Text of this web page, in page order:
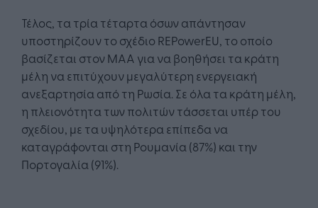
Τέλος, τα τρία τέταρτα όσων απάντησαν
υποστηρίζουν το σχέδιο REPowerEU, το οποίο
βασίζεται στον ΜΑΑ για να βοηθήσει τα κράτη
μέλη να επιτύχουν μεγαλύτερη ενεργειακή
ανεξαρτησία από τη Ρωσία. Σε όλα τα κράτη μέλη,
η πλειονότητα των πολιτών τάσσεται υπέρ του
σχεδίου, με τα υψηλότερα επίπεδα να
καταγράφονται στη Ρουμανία (87%) και την
Πορτογαλία (91%).